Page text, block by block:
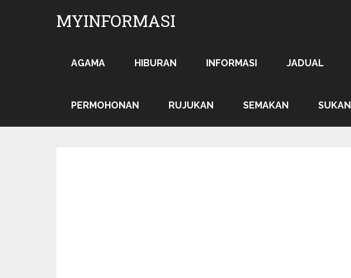
MYINFORMASI
AGAMA HIBURAN INFORMASI JADUAL
PERMOHONAN RUJUKAN SEMAKAN SUKAN